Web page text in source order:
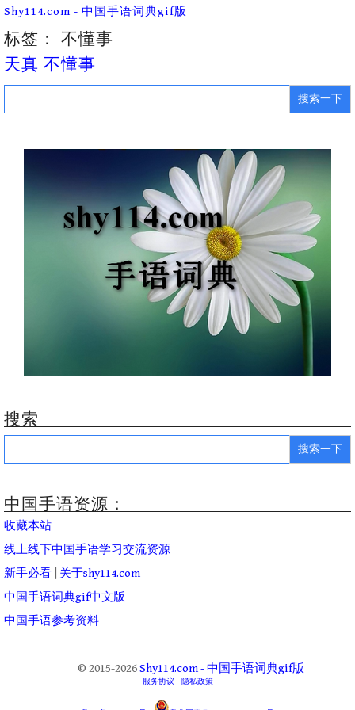
Skip
content
Shy114.com - 中国手语词典gif版
标签： 不懂事
天真 不懂事
Search
搜索
Search
中国手语资源：
收藏本站
线上线下中国手语学习交流资源
新手必看
关于shy114.com
中国手语词典gif中文版
中国手语参考资料
© 2015-2026Shy114.com - 中国手语词典gif版
服务协议 隐私政策